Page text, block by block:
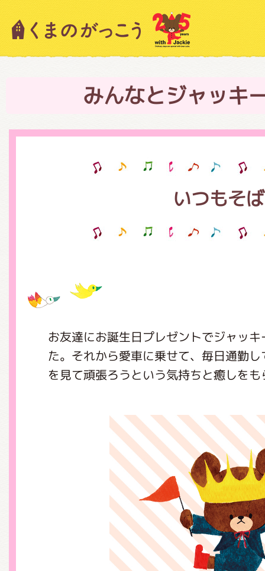
みんなとジャッキ
いつもそ
お友達にお誕生日プレゼントでジャッ
た。それから愛車に乗せて、毎日通勤
を見て頑張ろうという気持ちと癒しを
キャラクター紹介
ニュース
ミュージカル・コンサート
おたのしみコンテンツ(クイズ・
チア ジャッキーズ！
くまのがっこう しょくいんしつ